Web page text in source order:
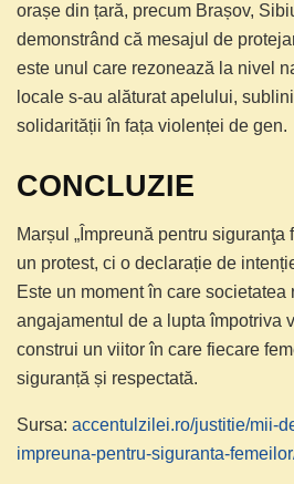
orașe din țară, precum Brașov,
demonstrând că mesajul de
este unul care rezonează la nivel
locale s-au alăturat apelului,
solidarității în fața violenței de gen.
CONCLUZIE
Marșul „Împreună pentru siguranţa
un protest, ci o declarație de
Este un moment în care
angajamentul de a lupta împotriva
construi un viitor în care fiecare
siguranță și respectată.
Sursa: accentulzilei.ro/justitie/mii-
impreuna-pentru-siguranta-